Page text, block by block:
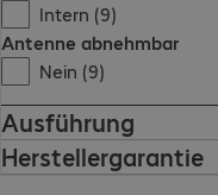
Intern (9)
Antenne abnehmbar
Nein (9)
Ausführung
Herstellergarantie